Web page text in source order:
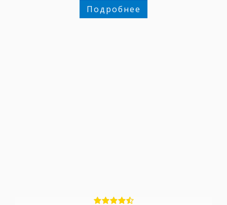
Подробнее